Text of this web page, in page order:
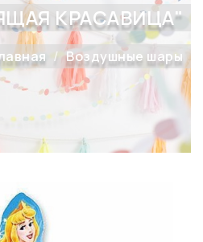
КРАСАВИЦА"
Воздушные шары